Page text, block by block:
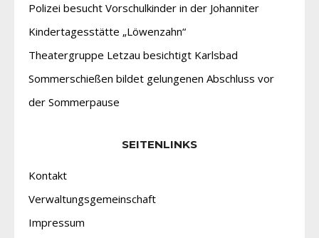
Polizei besucht Vorschulkinder in der Johanniter
Kindertagesstätte „Löwenzahn“
Theatergruppe Letzau besichtigt Karlsbad
Sommerschießen bildet gelungenen Abschluss vor
der Sommerpause
SEITENLINKS
Kontakt
Verwaltungsgemeinschaft
Impressum